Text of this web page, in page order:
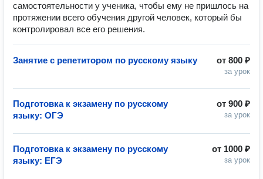
самостоятельности у ученика, чтобы ему не пришлось на
протяжении всего обучения другой человек, который бы
контролировал все его решения.
от 800 ₽
за урок
Занятие с репетитором по русскому языку
от 900 ₽
за урок
Подготовка к экзамену по русскому
языку: ОГЭ
от 1000 ₽
за урок
Подготовка к экзамену по русскому
языку: ЕГЭ